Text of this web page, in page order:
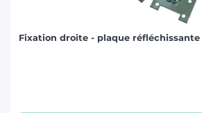
Fixation droite - plaque